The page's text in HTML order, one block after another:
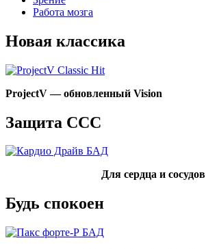
Работа мозга
Новая классика
ProjectV — обновленный Vision
Защита ССС
Для сердца и сосудов
Будь спокоен